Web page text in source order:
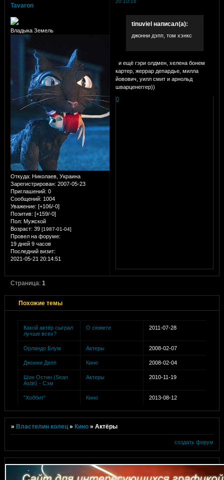
20:10:16
Tavaron
Владыка Земель
Откуда: Николаев, Украина
Зарегистрирован: 2007-05-23
Приглашений: 0
Сообщений: 1004
Уважение: [+106/-0]
Позитив: [+159/-0]
Пол: Мужской
Возраст: 39 [1987-01-04]
Провел на форуме:
19 дней 9 часов
Последний визит:
2021-05-21 20:14:51
tinuviel написал(а):
джонни дэпп, том хэнкс
и ещё гэри олдмен, хелена бонем
картер, жеррар депардье, милла
йовович, уилл смит и арнольд
шварценеггер))
0
Страница:1
Похожие темы
Какой актёр сыграл
лучше всех?
О сюжете 2011-07-28
Орландо Блум Актеры 2008-02-07
Джонни Депп Кино 2008-02-04
Шон Остин (Sean
Astin) - Сэм
Актеры 2010-11-19
"Хоббит" Кино 2013-08-12
»Властелин колец »Кино »Актёры
создать форум